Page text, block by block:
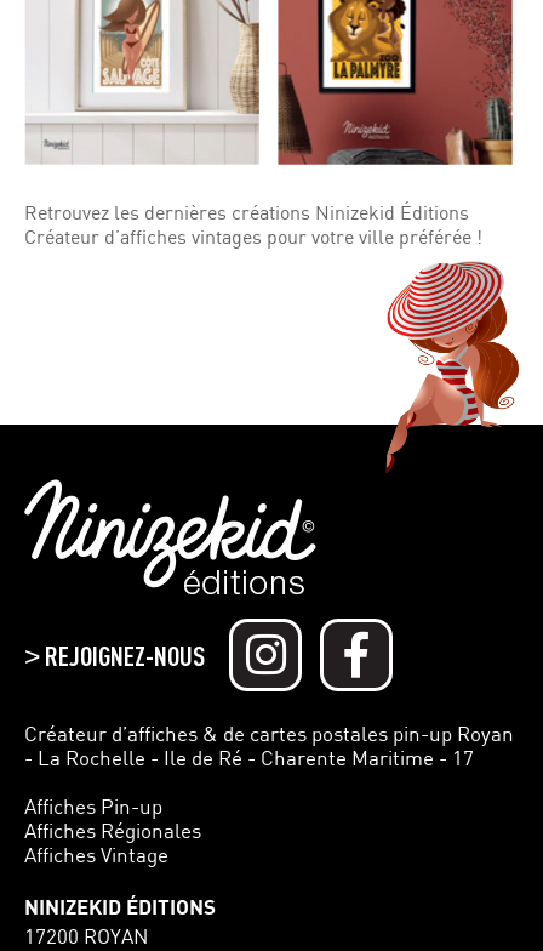
Retrouvez les dernières créations Ninizekid Éditions
Créateur d’affiches vintages pour votre ville préférée !
>REJOIGNEZ-NOUS
Créateur d’affiches & de cartes postales pin-up Royan
- La Rochelle - Ile de Ré - Charente Maritime - 17
Affiches Pin-up
Affiches Régionales
Affiches Vintage
NINIZEKID ÉDITIONS
17200 ROYAN